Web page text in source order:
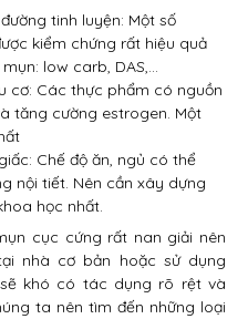
tinh luyện: Một số
kiểm chứng rất hiệu quả
low carb, DAS,…
cơ: Các thực phẩm có nguồn
tăng cường estrogen. Một
Chế độ ăn, ngủ có thể
nội tiết. Nên cần xây dựng
học nhất.
cục cứng rất nan giải nên
nhà cơ bản hoặc sử dụng
khó có tác dụng rõ rệt và
ta nên tìm đến những loại